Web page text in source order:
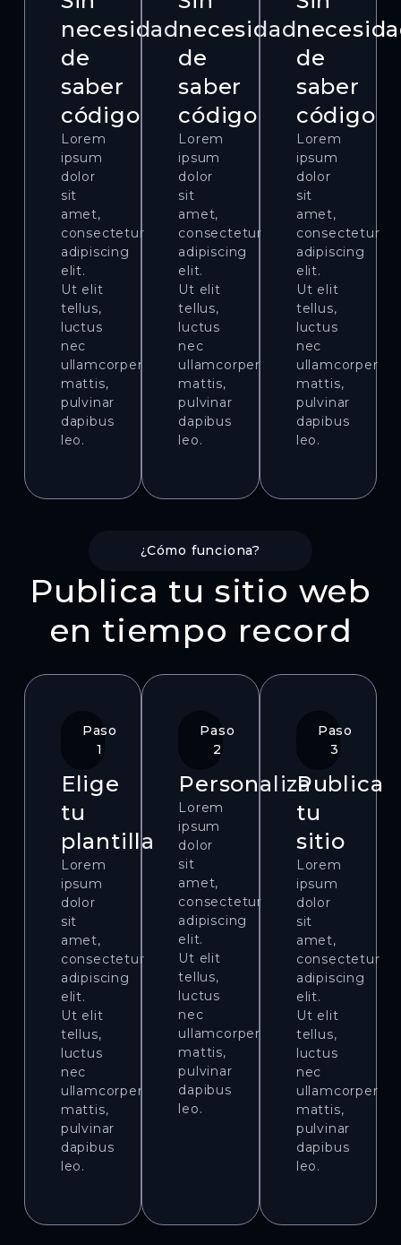
necesidad
de
saber
código
Lorem
ipsum
dolor
sit
amet,
consectetur
adipiscing
elit.
Ut elit
tellus,
luctus
nec
ullamcorper
mattis,
pulvinar
dapibus
leo.
necesidad
de
saber
código
Lorem
ipsum
dolor
sit
amet,
consectetur
adipiscing
elit.
Ut elit
tellus,
luctus
nec
ullamcorper
mattis,
pulvinar
dapibus
leo.
de
saber
código
Lorem
ipsum
dolor
sit
amet,
consectetur
adipiscing
elit.
Ut elit
tellus,
luctus
nec
ullamcorper
mattis,
pulvinar
dapibus
leo.
¿Cómo funciona?
Publica tu sitio web
en tiempo record
Paso
1
Elige
tu
plantilla
Lorem
ipsum
dolor
sit
amet,
consectetur
adipiscing
elit.
Ut elit
tellus,
luctus
nec
ullamcorper
mattis,
pulvinar
dapibus
leo.
Paso
2
Personaliza
Lorem
ipsum
dolor
sit
amet,
consectetur
adipiscing
elit.
Ut elit
tellus,
luctus
nec
ullamcorper
mattis,
pulvinar
dapibus
leo.
Paso
3
Publica
tu
sitio
Lorem
ipsum
dolor
sit
amet,
consectetur
adipiscing
elit.
Ut elit
tellus,
luctus
nec
ullamcorper
mattis,
pulvinar
dapibus
leo.